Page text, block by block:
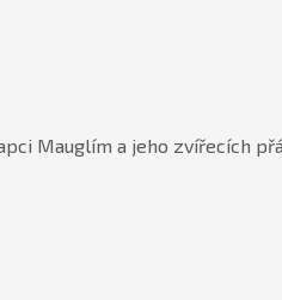
Mauglím a jeho zvířecích